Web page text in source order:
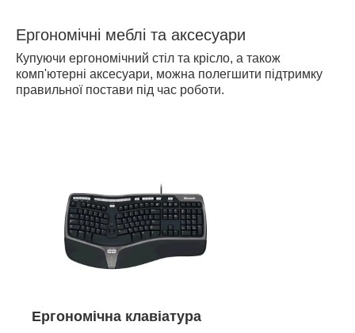
Ергономічні меблі та аксесуари
Купуючи ергономічний стіл та крісло, а також
комп'ютерні аксесуари, можна полегшити підтримку
правильної постави під час роботи.
Ергономічна клавіатура